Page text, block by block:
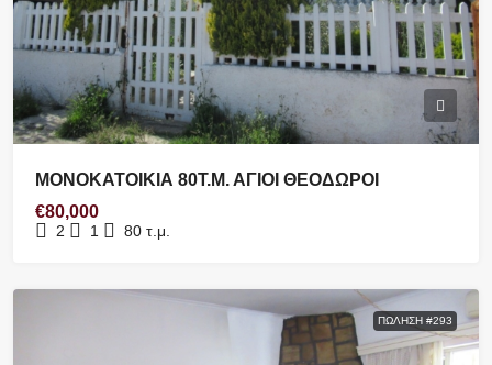
ΜΟΝΟΚΑΤΟΙΚΙΑ 80Τ.Μ. ΑΓΙΟΙ ΘΕΟΔΩΡΟΙ
€80,000
2 1 80 τ.μ.
ΠΏΛΗΣΗ #293